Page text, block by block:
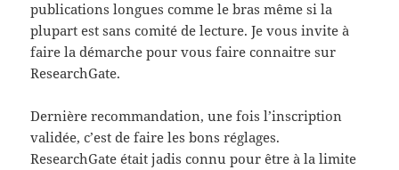
publications longues comme le bras même si la
plupart est sans comité de lecture. Je vous invite à
faire la démarche pour vous faire connaitre sur
ResearchGate.
Dernière recommandation, une fois l’inscription
validée, c’est de faire les bons réglages.
ResearchGate était jadis connu pour être à la limite